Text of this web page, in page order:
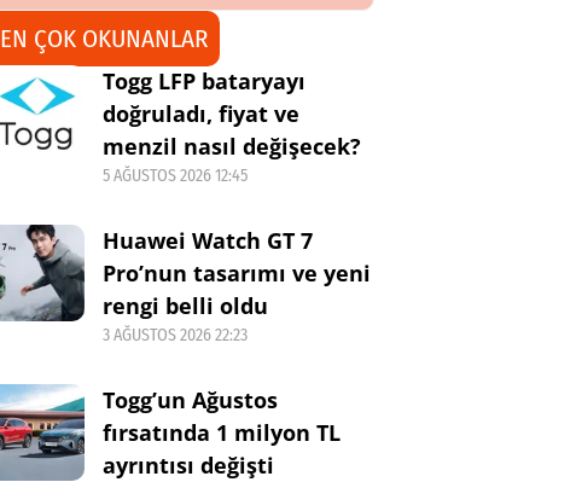
EN ÇOK OKUNANLAR
Togg LFP bataryayı
doğruladı, fiyat ve
menzil nasıl değişecek?
5 AĞUSTOS 2026 12:45
Huawei Watch GT 7
Pro’nun tasarımı ve yeni
rengi belli oldu
3 AĞUSTOS 2026 22:23
Togg’un Ağustos
fırsatında 1 milyon TL
ayrıntısı değişti